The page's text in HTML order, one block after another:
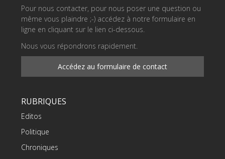
Pour nous contacter, pour nous poser une question ou
même vous plaindre ;-) accédez à notre formulaire en
ligne en cliquant sur le lien ci-dessous.
Nous vous répondrons rapidement.
Accédez au formulaire de contact
RUBRIQUES
Editos
Politique
Chroniques